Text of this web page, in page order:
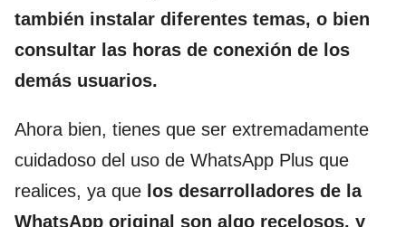
también instalar diferentes temas, o bien
consultar las horas de conexión de los
demás usuarios.
Ahora bien, tienes que ser extremadamente
cuidadoso del uso de WhatsApp Plus que
realices, ya que los desarrolladores de la
WhatsApp original son algo recelosos, y